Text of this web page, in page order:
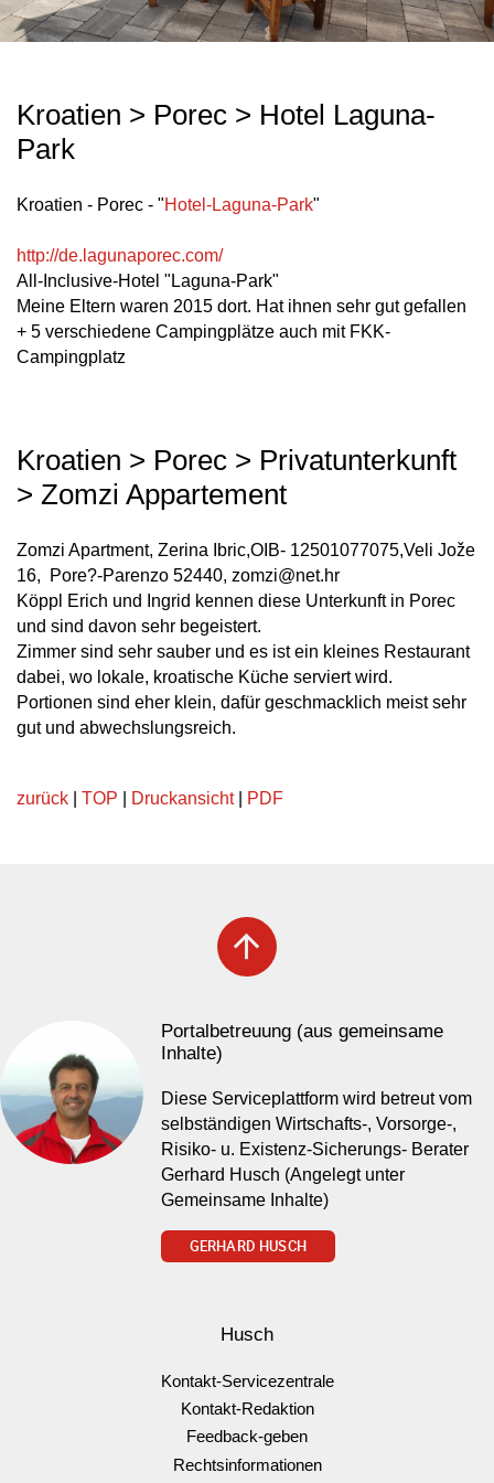
Kroatien > Porec > Hotel Laguna-
Park
Kroatien - Porec - "Hotel-Laguna-Park"
http://de.lagunaporec.com/
All-Inclusive-Hotel "Laguna-Park"
Meine Eltern waren 2015 dort. Hat ihnen sehr gut gefallen
+ 5 verschiedene Campingplätze auch mit FKK-
Campingplatz
Kroatien > Porec > Privatunterkunft
> Zomzi Appartement
Zomzi Apartment, Zerina Ibric,OIB- 12501077075,Veli Jože
16, Pore?-Parenzo 52440, zomzi@net.hr
Köppl Erich und Ingrid kennen diese Unterkunft in Porec
und sind davon sehr begeistert.
Zimmer sind sehr sauber und es ist ein kleines Restaurant
dabei, wo lokale, kroatische Küche serviert wird.
Portionen sind eher klein, dafür geschmacklich meist sehr
gut und abwechslungsreich.
zurück TOP Druckansicht| PDF
arrow_upward
Portalbetreuung (aus gemeinsame
Inhalte)
Diese Serviceplattform wird betreut vom
selbständigen Wirtschafts-, Vorsorge-,
Risiko- u. Existenz-Sicherungs- Berater
Gerhard Husch (Angelegt unter
Gemeinsame Inhalte)
GERHARD HUSCH
Husch
Kontakt-Servicezentrale
Kontakt-Redaktion
Feedback-geben
Rechtsinformationen